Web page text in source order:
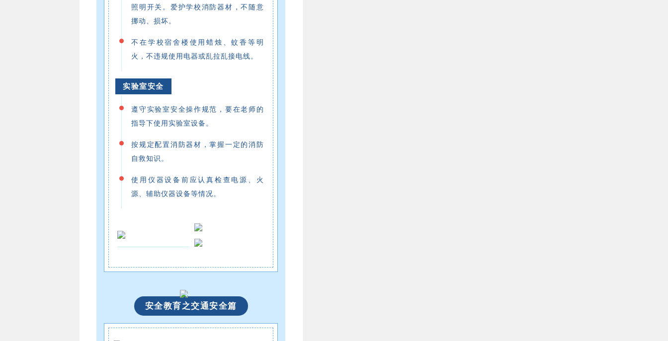
照明开关。爱护学校消防器材，不随意
挪动、损坏。
不在学校宿舍楼使用蜡烛、蚊香等明
火，不违规使用电器或乱拉乱接电线。
实验室安全
遵守实验室安全操作规范，要在老师的
指导下使用实验室设备。
按规定配置消防器材，掌握一定的消防
自救知识。
使用仪器设备前应认真检查电源、火
源、辅助仪器设备等情况。
安全教育之交通安全篇